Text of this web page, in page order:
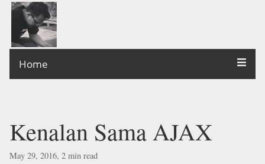
Home
Kenalan Sama AJAX
May 29, 2016, 2 min read